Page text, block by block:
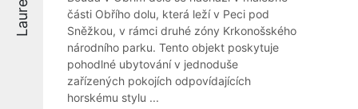
části Obřího dolu, která leží v Peci pod
Sněžkou, v rámci druhé zóny Krkonošského
národního parku. Tento objekt poskytuje
pohodlné ubytování v jednoduše
zařízených pokojích odpovídajících
horskému stylu ...